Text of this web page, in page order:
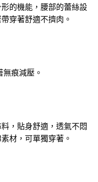
的機能，腰部的蕾絲設
穿著舒適不擠肉。
痕減壓。
，貼身舒適，透氣不悶
材，可單獨穿著。